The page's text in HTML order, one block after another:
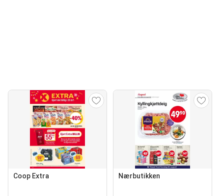
Coop Extra Nærbutikken